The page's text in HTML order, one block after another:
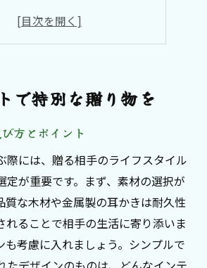
な人への心温まる耳かき
った耳かきプレゼント
きプレゼントの選び方とは
きギフトで感謝を伝える
な耳かきで心に残る贈り物
こもった耳かきの作り方
きをプレゼントに選ぶ理由
出に残る耳かきギフトの工夫
で特別な贈り物を
方とポイント
際には、贈る相手のライフスタイル
定が重要です。まず、素材の選択が
質な木材や金属製の耳かきは耐久性
れることで相手の生活に寄り添いま
も考慮に入れましょう。シンプルで